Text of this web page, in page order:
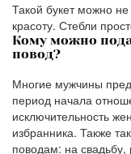
Такой букет можно
красоту. Стебли
Кому можно
повод?
Многие мужчины
период начала
исключительность
избранника. Также
поводам: на